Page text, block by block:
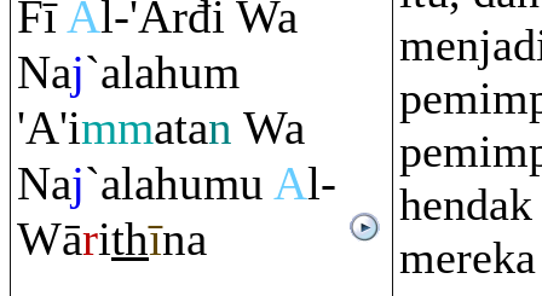
FīAl-'Arđi Wa
Naj`alahum
'A'immatan Wa
Naj`alahumu Al-
Wārithīna